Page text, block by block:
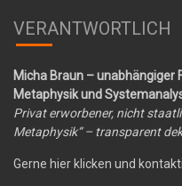
VERANTWORTLICH
Micha Braun –
Metaphysik und
Privat erworbener, nicht
Metaphysik“ – transparent
Gerne hier klicken und